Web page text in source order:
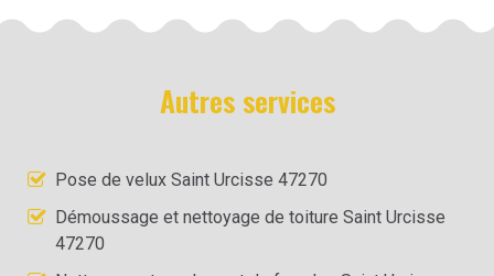
Autres services
Pose de velux Saint Urcisse 47270
Démoussage et nettoyage de toiture Saint Urcisse
47270